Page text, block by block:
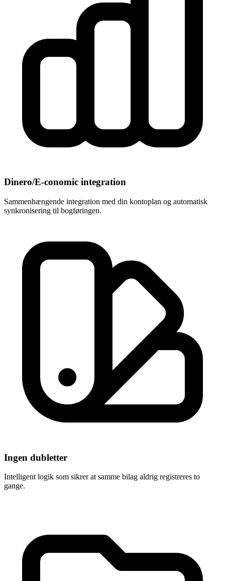
Dinero/E-conomic integration
Sammenhængende integration med din kontoplan og automatisk
synkronisering til bogføringen.
Ingen dubletter
Intelligent logik som sikrer at samme bilag aldrig registreres to
gange.